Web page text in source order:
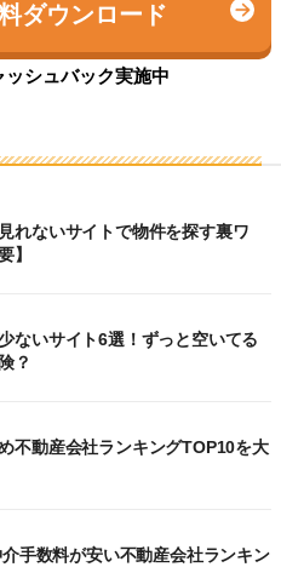
ダウンロード
シュバック実施中
れないサイトで物件を探す裏ワ
】
ないサイト6選！ずっと空いてる
？
不動産会社ランキングTOP10を大
介手数料が安い不動産会社ランキン